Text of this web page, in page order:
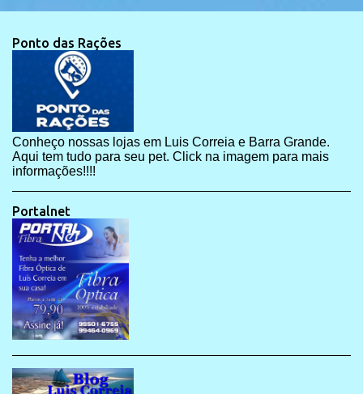
Ponto das Rações
Conheço nossas lojas em Luis Correia e Barra Grande.
Aqui tem tudo para seu pet. Click na imagem para mais
informações!!!!
Portalnet